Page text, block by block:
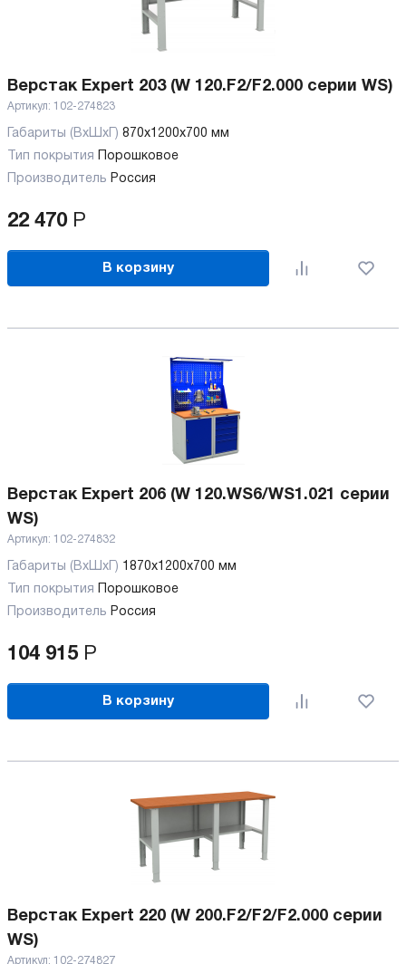
Верстак Expert 203 (W 120.F2/F2.000 серии WS)
Артикул: 102-274823
Габариты (ВхШхГ) 870x1200x700 мм
Тип покрытия
Порошковое
Производитель Россия
22 470 Р
В корзину
Верстак Expert 206 (W 120.WS6/WS1.021 серии
WS)
Артикул: 102-274832
Габариты (ВхШхГ) 1870x1200x700 мм
Тип покрытия
Порошковое
Производитель Россия
104 915 Р
В корзину
Верстак Expert 220 (W 200.F2/F2/F2.000 серии
WS)
Артикул: 102-274827